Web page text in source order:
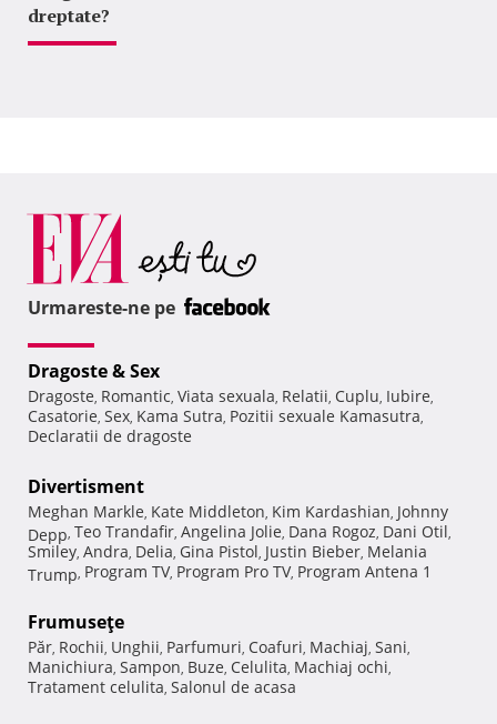
dreptate?
Urmareste-ne pe
Dragoste & Sex
Dragoste, Romantic, Viata sexuala, Relatii, Cuplu, Iubire,
Casatorie, Sex, Kama Sutra, Pozitii sexuale Kamasutra,
Declaratii de dragoste
Divertisment
Meghan Markle, Kate Middleton, Kim Kardashian, Johnny
Depp, Teo Trandafir, Angelina Jolie, Dana Rogoz, Dani Otil,
Smiley, Andra, Delia, Gina Pistol, Justin Bieber, Melania
Trump, Program TV, Program Pro TV, Program Antena 1
Frumuseţe
Păr, Rochii, Unghii, Parfumuri, Coafuri, Machiaj, Sani,
Manichiura, Sampon, Buze, Celulita, Machiaj ochi,
Tratament celulita, Salonul de acasa